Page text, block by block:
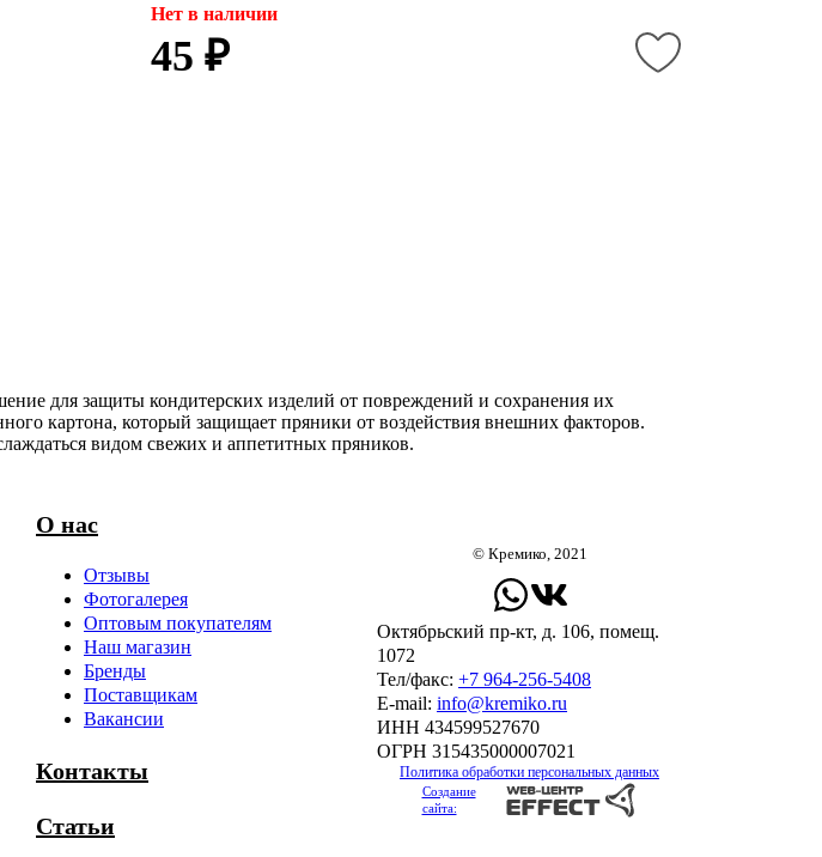
Нет в наличии
45 ₽
для защиты кондитерских изделий от повреждений и сохранения их
картона, который защищает пряники от воздействия внешних факторов.
видом свежих и аппетитных пряников.
О нас
Отзывы
Фотогалерея
Оптовым покупателям
Наш магазин
Бренды
Поставщикам
Вакансии
Контакты
Статьи
© Кремико, 2021
Октябрьский пр-кт, д. 106, помещ.
1072
Тел/факс: +7 964-256-5408
Е-mail: info@kremiko.ru
ИНН 434599527670
ОГРН 315435000007021
Политика обработки персональных данных
Создание
сайта: